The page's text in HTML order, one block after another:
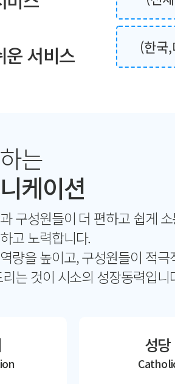
(한국
서비스
는
케이션
구성원들이 더 편하고 쉽게
고 노력합니다.
량을 높이고, 구성원들이 적극
는 것이 시소의 성장동력입니
성당